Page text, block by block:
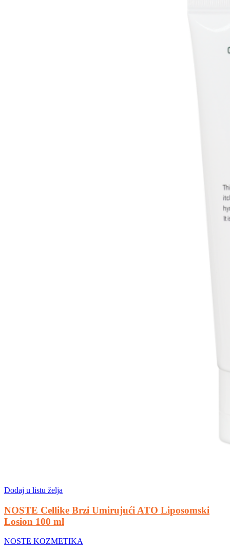
Dodaj u listu želja
NOSTE Cellike Brzi Umirujući ATO Liposomski
Losion 100 ml
NOSTE KOZMETIKA